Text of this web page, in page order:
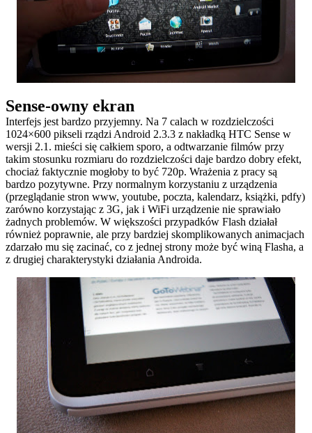
Sense-owny ekran
Interfejs jest bardzo przyjemny. Na 7 calach w rozdzielczości
1024×600 pikseli rządzi Android 2.3.3 z nakładką HTC Sense w
wersji 2.1. mieści się całkiem sporo, a odtwarzanie filmów przy
takim stosunku rozmiaru do rozdzielczości daje bardzo dobry efekt,
chociaż faktycznie mogłoby to być 720p. Wrażenia z pracy są
bardzo pozytywne. Przy normalnym korzystaniu z urządzenia
(przeglądanie stron www, youtube, poczta, kalendarz, książki, pdfy)
zarówno korzystając z 3G, jak i WiFi urządzenie nie sprawiało
żadnych problemów. W większości przypadków Flash działał
również poprawnie, ale przy bardziej skomplikowanych animacjach
zdarzało mu się zacinać, co z jednej strony może być winą Flasha, a
z drugiej charakterystyki działania Androida.